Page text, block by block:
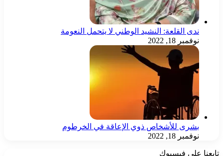
ندى القلعة: النشيد الوطني لا يتحمل النعومة
نوفمبر 18, 2022
بشرى للأشخاص ذوي الإعاقة في الخرطوم
نوفمبر 18, 2022
تابعنا على فيسبوك